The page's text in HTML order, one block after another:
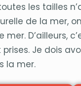
les tailles
de la mer,
D’ailleurs,
prises. Je dois
la mer.